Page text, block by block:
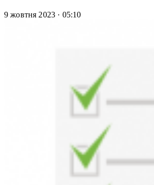
9 жовтня 2023 · 05:10